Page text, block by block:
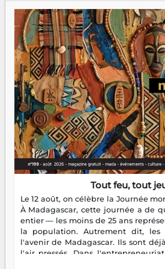
Tout feu, tout
Le 12 août, on célèbre la Journée
À Madagascar, cette journée a de
entier — les moins de 25 ans
la population. Autrement dit,
l'avenir de Madagascar. Ils sont
l'air pressés. Dans
plus nombreux à se lancer, à